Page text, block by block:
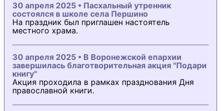
30 апреля 2025 • Пасхальный утренник
состоялся в школе села Першино
На праздник был приглашен настоятель
местного храма.
30 апреля 2025 • В Воронежской епархии
завершилась благотворительная акция "Подари
книгу"
Акция проходила в рамках празднования Дня
православной книги.